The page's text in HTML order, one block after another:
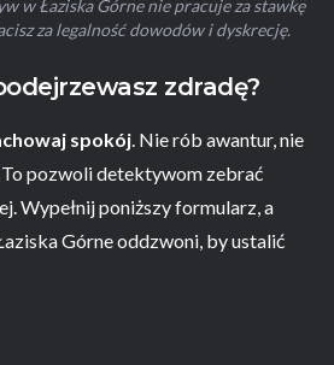
w Łaziska Górne nie pracuje za stawkę
za legalność dowodów i dyskrecję.
zdradę?
spokój. Nie rób awantur, nie
To pozwoli detektywom zebrać
Wypełnij poniższy formularz, a
Górne oddzwoni, by ustalić